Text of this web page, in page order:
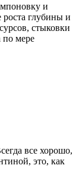
и
роста глубины и
стыковки
по мере
все хорошо,
это, как